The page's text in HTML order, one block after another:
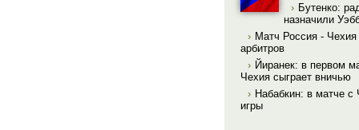
› Бутенко:
назначили
› Матч Россия - Чехия
арбитров
› Йиранек: в первом
Чехия сыграет вничью
› Набабкин: в матче с
игры